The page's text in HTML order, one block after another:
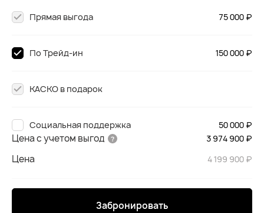
75 000 ₽
Прямая выгода
150 000 ₽
По Трейд-ин
КАСКО в подарок
50 000 ₽
Социальная поддержка
Цена с учетом выгод 3 974 900 ₽
Цена 4 199 900 ₽
Забронировать